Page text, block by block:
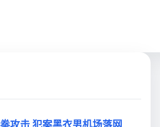
攻击 犯案黑衣男机场落网